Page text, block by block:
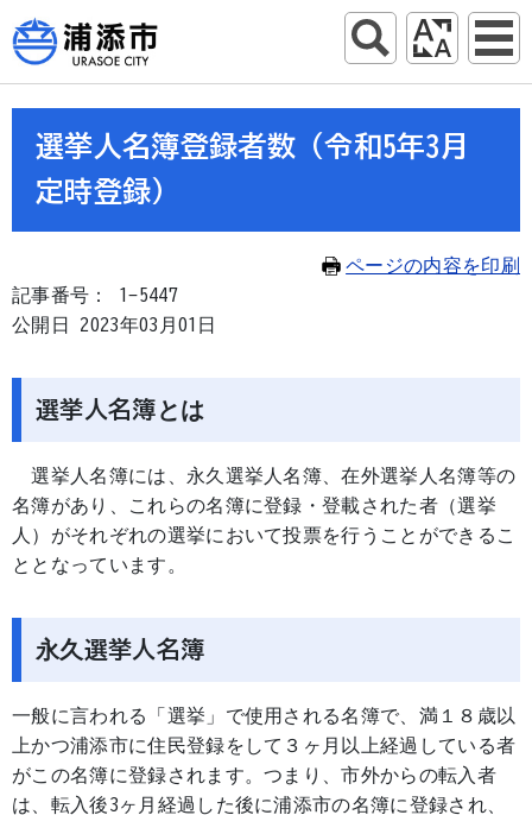
選挙人名簿登録者数（令和5年3月
定時登録）
ページの内容を印刷
記事番号： 1-5447
公開日 2023年03月01日
選挙人名簿とは
選挙人名簿には、永久選挙人名簿、在外選挙人名簿等の
名簿があり、これらの名簿に登録・登載された者（選挙
人）がそれぞれの選挙において投票を行うことができるこ
ととなっています。
永久選挙人名簿
一般に言われる「選挙」で使用される名簿で、満１８歳以
上かつ浦添市に住民登録をして３ヶ月以上経過している者
がこの名簿に登録されます。つまり、市外からの転入者
は、転入後3ヶ月経過した後に浦添市の名簿に登録され、